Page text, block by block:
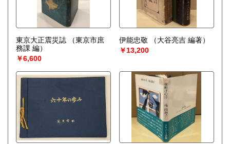
東京大正震災誌
（東京市庶
務課 編）
￥6,600
伊能忠敬
（大谷亮吉 編著）
￥13,200